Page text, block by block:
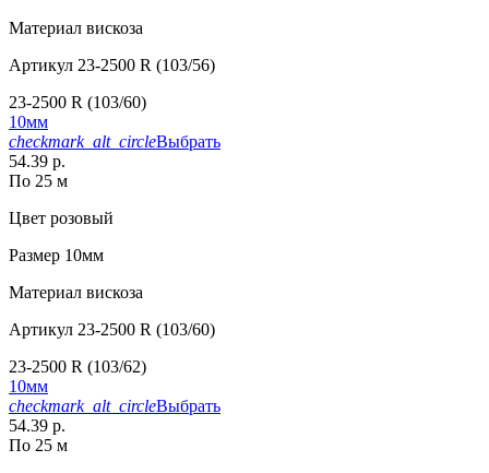
Материал вискоза
Артикул 23-2500 R (103/56)
23-2500 R (103/60)
10мм
checkmark_alt_circleВыбрать
54.39 р.
По 25 м
Цвет розовый
Размер 10мм
Материал вискоза
Артикул 23-2500 R (103/60)
23-2500 R (103/62)
10мм
checkmark_alt_circleВыбрать
54.39 р.
По 25 м